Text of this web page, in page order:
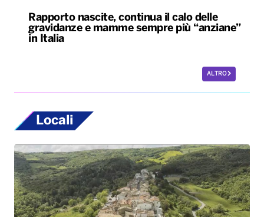
Rapporto nascite, continua il calo delle
gravidanze e mamme sempre più “anziane”
in Italia
ALTRO
Locali